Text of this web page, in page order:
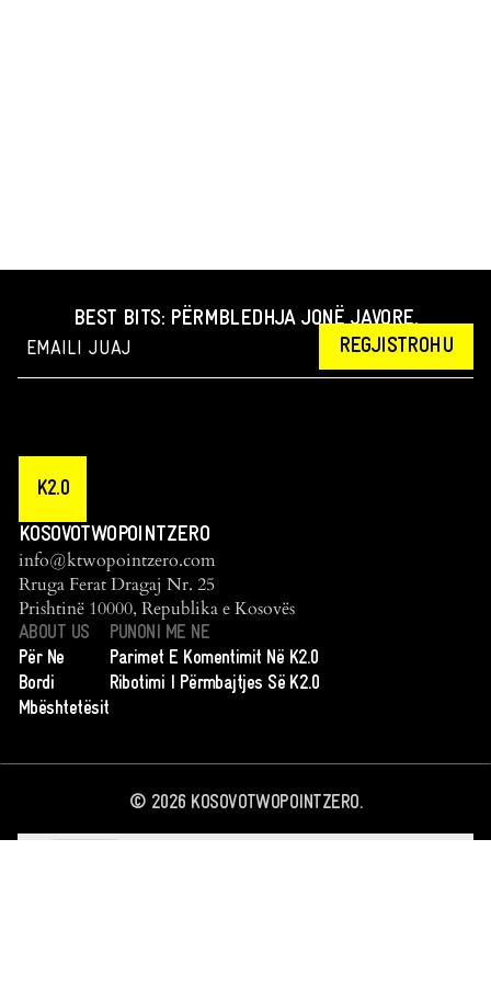
BEST BITS: PËRMBLEDHJA JONË JAVORE.
REGJISTROHU
K2.0
KOSOVOTWOPOINTZERO
info@ktwopointzero.com
Rruga Ferat Dragaj Nr. 25
Prishtinë 10000, Republika e Kosovës
ABOUT US
Për Ne
Bordi
Mbështetësit
PUNONI ME NE
Parimet E Komentimit Në K2.0
Ribotimi I Përmbajtjes Së K2.0
© 2026KOSOVOTWOPOINTZERO.